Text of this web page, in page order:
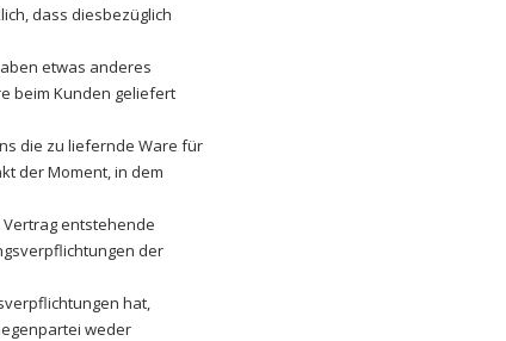
dass diesbezüglich
etwas anderes
beim Kunden geliefert
die zu liefernde Ware für
der Moment, in dem
entstehende
der
hat,
weder